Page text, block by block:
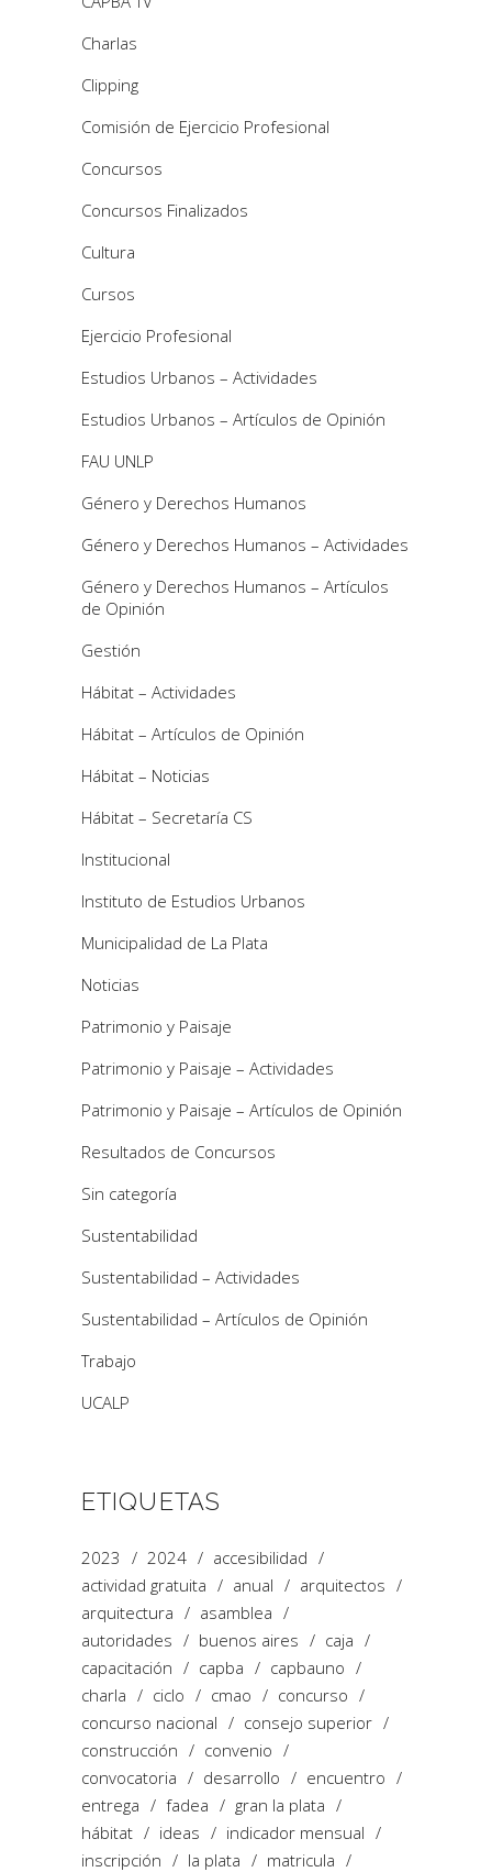
Charlas
Clipping
Comisión de Ejercicio Profesional
Concursos
Concursos Finalizados
Cultura
Cursos
Ejercicio Profesional
Estudios Urbanos – Actividades
Estudios Urbanos – Artículos de Opinión
FAU UNLP
Género y Derechos Humanos
Género y Derechos Humanos – Actividades
Género y Derechos Humanos – Artículos
de Opinión
Gestión
Hábitat – Actividades
Hábitat – Artículos de Opinión
Hábitat – Noticias
Hábitat – Secretaría CS
Institucional
Instituto de Estudios Urbanos
Municipalidad de La Plata
Noticias
Patrimonio y Paisaje
Patrimonio y Paisaje – Actividades
Patrimonio y Paisaje – Artículos de Opinión
Resultados de Concursos
Sin categoría
Sustentabilidad
Sustentabilidad – Actividades
Sustentabilidad – Artículos de Opinión
Trabajo
UCALP
ETIQUETAS
2023 2024
accesibilidad
actividad gratuita
anual
arquitectos
arquitectura
asamblea
autoridades
buenos aires
caja
capacitación
capba
capbauno
charla
ciclo cmao
concurso
concurso nacional
consejo superior
construcción
convenio
convocatoria
desarrollo
encuentro
entrega
fadea
gran la plata
hábitat
ideas
indicador mensual
inscripción
la plata
matricula